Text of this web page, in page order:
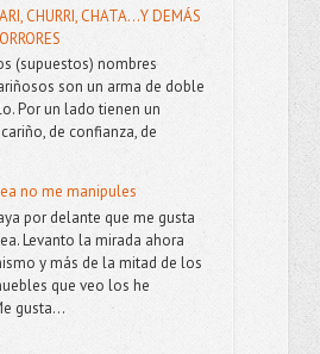
CHURRI, CHATA...Y DEMÁS
(supuestos) nombres
son un arma de doble
Por un lado tienen un
de confianza, de
no me manipules
por delante que me gusta
Levanto la mirada ahora
y más de la mitad de los
que veo los he
gusta...